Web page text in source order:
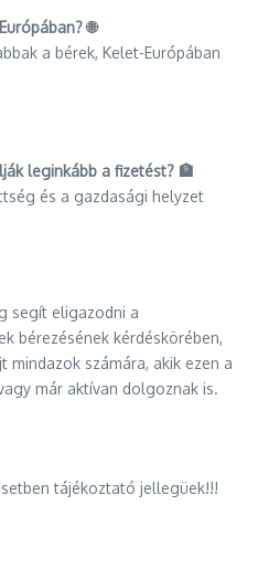
🌐
a bérek, Kelet-Európában
leginkább a fizetést? 🏦
és a gazdasági helyzet
segít eligazodni a
bérezésének kérdéskörében,
mindazok számára, akik ezen a
már aktívan dolgoznak is.
tájékoztató jellegüek!!!